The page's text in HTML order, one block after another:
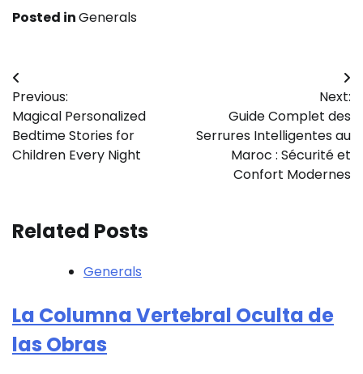
Posted inGenerals
Post
navigation
Previous:
Magical Personalized
Bedtime Stories for
Children Every Night
Next:
Guide Complet des
Serrures Intelligentes au
Maroc : Sécurité et
Confort Modernes
Related Posts
Generals
La Columna Vertebral Oculta de
las Obras